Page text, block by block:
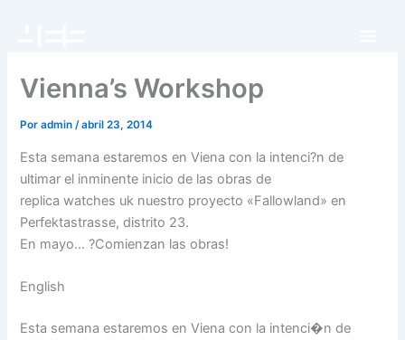
Vienna’s Workshop
Poradmin/abril 23, 2014
Esta semana estaremos en Viena con la intenci?n de
ultimar el inminente inicio de las obras de
replica watches uk nuestro proyecto «Fallowland» en
Perfektastrasse, distrito 23.
En mayo… ?Comienzan las obras!
English
Esta semana estaremos en Viena con la intenci�n de